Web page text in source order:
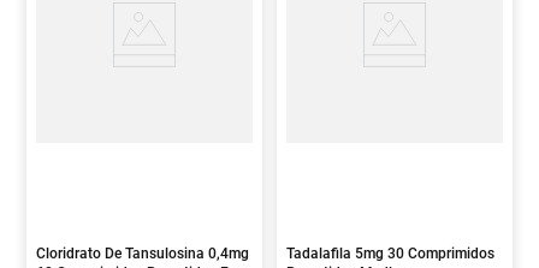
Cloridrato De Tansulosina 0,4mg
Tadalafila 5mg 30 Comprimidos